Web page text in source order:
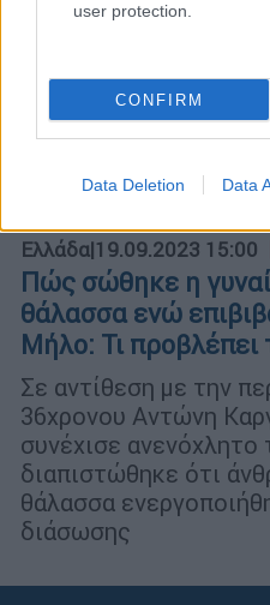
user protection.
CONFIRM
Data Deletion Data
Ελλάδα|19.09.2023 15:00
Πώς σώθηκε η
θάλασσα ενώ
Μήλο: Τι
Σε αντίθεση με την
36χρονου Αντώνη
συνέχισε ανενόχλητο
διαπιστώθηκε ότι
θάλασσα
διάσωσης